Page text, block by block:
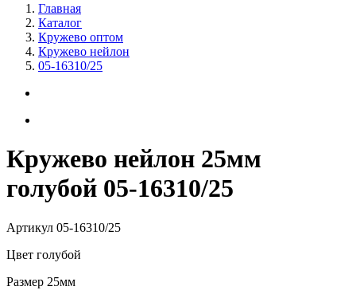
Главная
Каталог
Кружево оптом
Кружево нейлон
05-16310/25
Кружево нейлон 25мм
голубой 05-16310/25
Артикул 05-16310/25
Цвет голубой
Размер 25мм